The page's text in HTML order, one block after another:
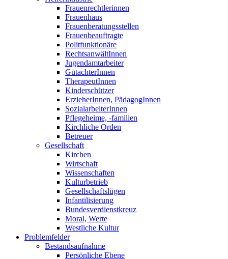
Frauenrechtlerinnen
Frauenhaus
Frauenberatungsstellen
Frauenbeauftragte
Politfunktionäre
RechtsanwältInnen
Jugendamtarbeiter
GutachterInnen
TherapeutInnen
Kinderschützer
ErzieherInnen, PädagogInnen
SozialarbeiterInnen
Pflegeheime, -familien
Kirchliche Orden
Betreuer
Gesellschaft
Kirchen
Wirtschaft
Wissenschaften
Kulturbetrieb
Gesellschaftslügen
Infantilisierung
Bundesverdienstkreuz
Moral, Werte
Westliche Kultur
Problemfelder
Bestandsaufnahme
Persönliche Ebene